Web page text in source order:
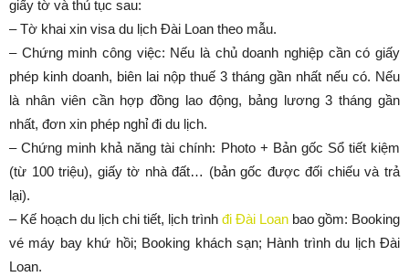
giấy tờ và thủ tục sau:
– Tờ khai xin visa du lịch Đài Loan theo mẫu.
– Chứng minh công việc: Nếu là chủ doanh nghiệp cần có giấy
phép kinh doanh, biên lai nộp thuế 3 tháng gần nhất nếu có. Nếu
là nhân viên cần hợp đồng lao động, bảng lương 3 tháng gần
nhất, đơn xin phép nghỉ đi du lịch.
– Chứng minh khả năng tài chính: Photo + Bản gốc Sổ tiết kiệm
(từ 100 triệu), giấy tờ nhà đất… (bản gốc được đối chiếu và trả
lại).
– Kế hoạch du lịch chi tiết, lịch trình đi Đài Loan bao gồm: Booking
vé máy bay khứ hồi; Booking khách sạn; Hành trình du lịch Đài
Loan.